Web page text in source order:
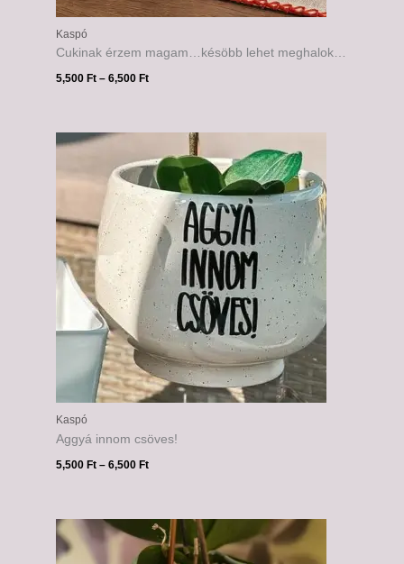
Kaspó
Cukinak érzem magam…késöbb lehet meghalok…
5,500 Ft – 6,500 Ft
Kaspó
Aggyá innom csöves!
5,500 Ft – 6,500 Ft
5,500 Ft
6,500 Ft
5,500 Ft
-
6,500 Ft